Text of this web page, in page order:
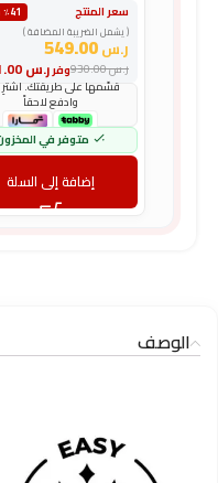
سعر المنتج
٪41 خصم
( يشمل الضريبة المضافة )
ر.س549.00
وفرر.س ر.س930.00
قسّمها على طريقتك. اشترِ
وادفع لاحقاً
متوفر في
إضافة إلى السلة
الوصف